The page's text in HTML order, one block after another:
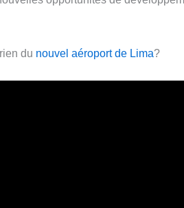
du nouvel aéroport de Lima?